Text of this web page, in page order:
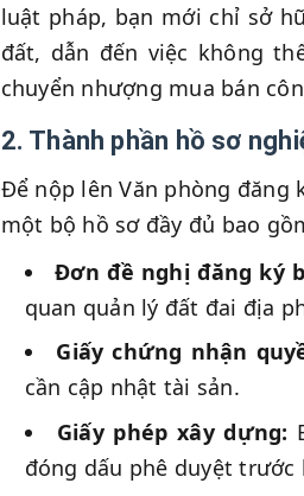
luật pháp, bạn mới chỉ sở
đất, dẫn đến việc không
chuyển nhượng mua bán
2. Thành phần hồ sơ
Để nộp lên Văn phòng đăng
một bộ hồ sơ đầy đủ bao
Đơn đề nghị đăng ký
quan quản lý đất đai địa
Giấy chứng nhận
cần cập nhật tài sản.
Giấy phép xây dựng:
đóng dấu phê duyệt trước